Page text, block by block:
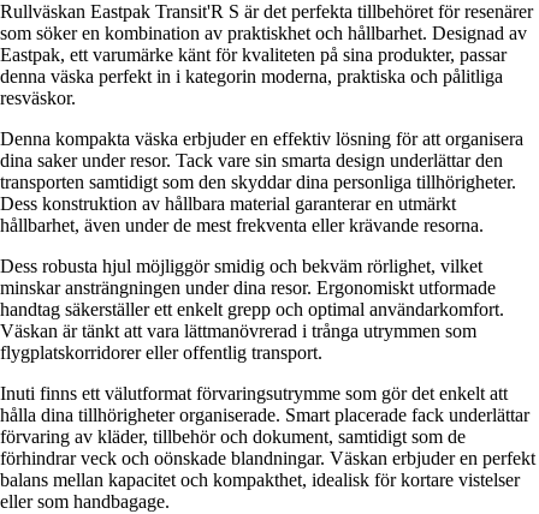
Rullväskan Eastpak Transit'R S är det perfekta tillbehöret för resenärer
som söker en kombination av praktiskhet och hållbarhet. Designad av
Eastpak, ett varumärke känt för kvaliteten på sina produkter, passar
denna väska perfekt in i kategorin moderna, praktiska och pålitliga
resväskor.
Denna kompakta väska erbjuder en effektiv lösning för att organisera
dina saker under resor. Tack vare sin smarta design underlättar den
transporten samtidigt som den skyddar dina personliga tillhörigheter.
Dess konstruktion av hållbara material garanterar en utmärkt
hållbarhet, även under de mest frekventa eller krävande resorna.
Dess robusta hjul möjliggör smidig och bekväm rörlighet, vilket
minskar ansträngningen under dina resor. Ergonomiskt utformade
handtag säkerställer ett enkelt grepp och optimal användarkomfort.
Väskan är tänkt att vara lättmanövrerad i trånga utrymmen som
flygplatskorridorer eller offentlig transport.
Inuti finns ett välutformat förvaringsutrymme som gör det enkelt att
hålla dina tillhörigheter organiserade. Smart placerade fack underlättar
förvaring av kläder, tillbehör och dokument, samtidigt som de
förhindrar veck och oönskade blandningar. Väskan erbjuder en perfekt
balans mellan kapacitet och kompakthet, idealisk för kortare vistelser
eller som handbagage.